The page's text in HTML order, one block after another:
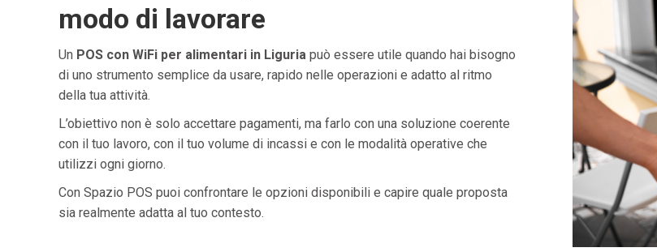
modo di lavorare
Un POS con WiFi per alimentari in Liguria può essere utile quando hai bisogno
di uno strumento semplice da usare, rapido nelle operazioni e adatto al ritmo
della tua attività.
L’obiettivo non è solo accettare pagamenti, ma farlo con una soluzione coerente
con il tuo lavoro, con il tuo volume di incassi e con le modalità operative che
utilizzi ogni giorno.
Con Spazio POS puoi confrontare le opzioni disponibili e capire quale proposta
sia realmente adatta al tuo contesto.